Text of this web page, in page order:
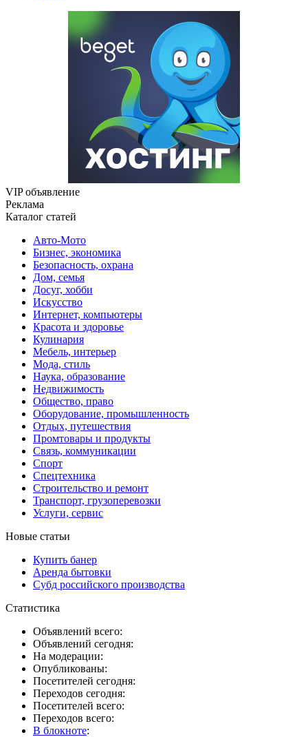
VIP объявление
Реклама
Каталог статей
Авто-Мото
Бизнес, экономика
Безопасность, охрана
Дом, семья
Досуг, хобби
Искусство
Интернет, компьютеры
Красота и здоровье
Кулинария
Мебель, интерьер
Мода, стиль
Наука, образование
Недвижимость
Общество, право
Оборудование, промышленность
Отдых, путешествия
Промтовары и продукты
Связь, коммуникации
Спорт
Спецтехника
Строительство и ремонт
Транспорт, грузоперевозки
Услуги, сервис
Новые статьи
Купить банер
Аренда бытовки
Субд российского производства
Статистика
Объявлений всего:
Объявлений сегодня:
На модерации:
Опубликованы:
Посетителей сегодня:
Переходов сегодня:
Посетителей всего:
Переходов всего:
В блокноте: